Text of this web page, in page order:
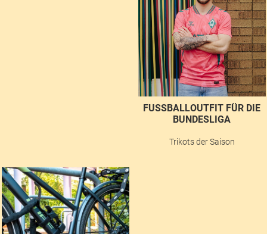
FUSSBALLOUTFIT FÜR DIE B
UNDESLIGA
Trikots der Saison